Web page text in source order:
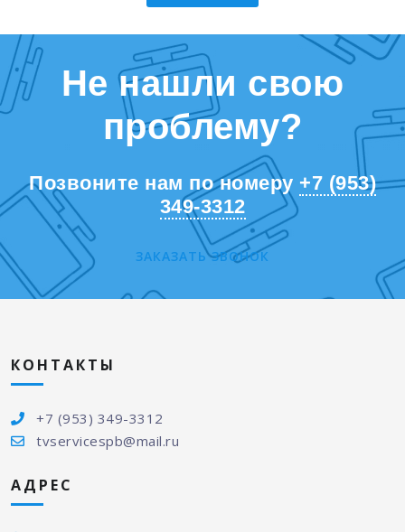
Не нашли свою
проблему?
Позвоните нам по номеру +7 (953)
349-3312
ЗАКАЗАТЬ ЗВОНОК
КОНТАКТЫ
+7 (953) 349-3312
tvservicespb@mail.ru
АДРЕС